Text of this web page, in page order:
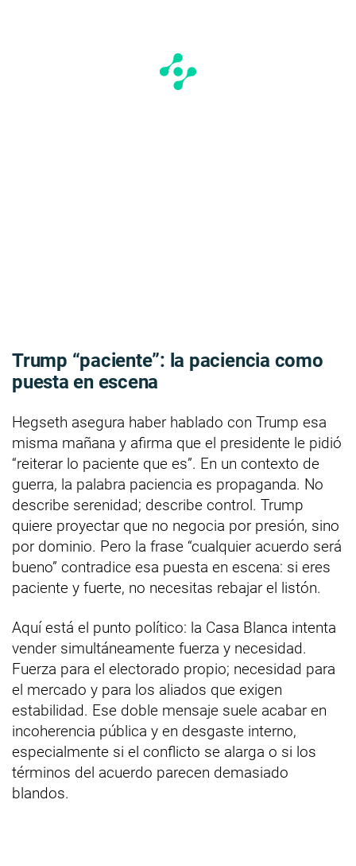
Trump “paciente”: la paciencia como
puesta en escena
Hegseth asegura haber hablado con Trump esa
misma mañana y afirma que el presidente le pidió
“reiterar lo paciente que es”. En un contexto de
guerra, la palabra paciencia es propaganda. No
describe serenidad; describe control. Trump
quiere proyectar que no negocia por presión, sino
por dominio. Pero la frase “cualquier acuerdo será
bueno” contradice esa puesta en escena: si eres
paciente y fuerte, no necesitas rebajar el listón.
Aquí está el punto político: la Casa Blanca intenta
vender simultáneamente fuerza y necesidad.
Fuerza para el electorado propio; necesidad para
el mercado y para los aliados que exigen
estabilidad. Ese doble mensaje suele acabar en
incoherencia pública y en desgaste interno,
especialmente si el conflicto se alarga o si los
términos del acuerdo parecen demasiado
blandos.